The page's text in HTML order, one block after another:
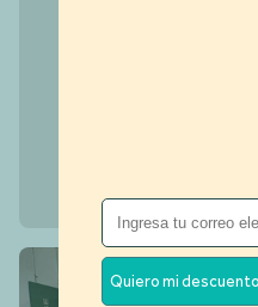
Quiero mi descuento